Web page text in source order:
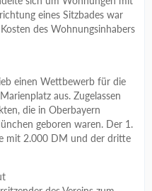
eines Sitzbades war
des Wohnungsinhabers
einen Wettbewerb für die
aus. Zugelassen
die in Oberbayern
geboren waren. Der 1.
mit 2.000 DM und der dritte